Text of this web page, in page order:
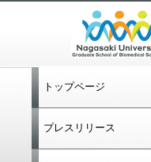
トップページ
プレスリリース